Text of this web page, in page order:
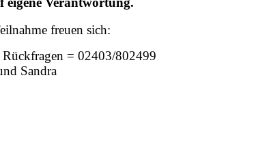
freuen sich:
= 02403/802499
Sandra